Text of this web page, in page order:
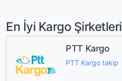
En İyi Kargo Şirketleri
PTT Kargo
PTT Kargo takip